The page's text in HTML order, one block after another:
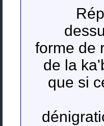
forme de
de la
que si